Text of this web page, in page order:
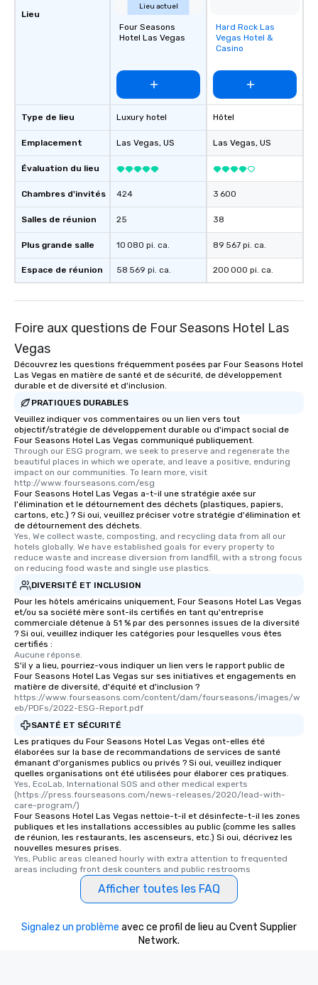
Lieu
Type de lieu
Emplacement
Évaluation du lieu
Chambres d'invités
Salles de réunion
Plus grande salle
Espace de réunion
Lieu actuel
Four Seasons
Hotel Las Vegas
Luxury hotel
Las Vegas, US
424
25
10 080 pi. ca.
58 569 pi. ca.
Removed from
favorites
Hard Rock Las
Vegas Hotel &
Casino
Hôtel
Las Vegas, US
3 600
38
89 567 pi. ca.
200 000 pi. ca.
Foire aux questions de Four Seasons Hotel Las
Vegas
Découvrez les questions fréquemment posées par Four Seasons Hotel
Las Vegas en matière de santé et de sécurité, de développement
durable et de diversité et d'inclusion.
PRATIQUES DURABLES
Veuillez indiquer vos commentaires ou un lien vers tout
objectif/stratégie de développement durable ou d'impact social de
Four Seasons Hotel Las Vegas communiqué publiquement.
Through our ESG program, we seek to preserve and regenerate the
beautiful places in which we operate, and leave a positive, enduring
impact on our communities. To learn more, visit
http://www.fourseasons.com/esg
Four Seasons Hotel Las Vegas a-t-il une stratégie axée sur
l'élimination et le détournement des déchets (plastiques, papiers,
cartons, etc.) ? Si oui, veuillez préciser votre stratégie d'élimination et
de détournement des déchets.
Yes, We collect waste, composting, and recycling data from all our
hotels globally. We have established goals for every property to
reduce waste and increase diversion from landfill, with a strong focus
on reducing food waste and single use plastics.
DIVERSITÉ ET INCLUSION
Pour les hôtels américains uniquement, Four Seasons Hotel Las Vegas
et/ou sa société mère sont-ils certifiés en tant qu'entreprise
commerciale détenue à 51 % par des personnes issues de la diversité
? Si oui, veuillez indiquer les catégories pour lesquelles vous êtes
certifiés :
Aucune réponse.
S'il y a lieu, pourriez-vous indiquer un lien vers le rapport public de
Four Seasons Hotel Las Vegas sur ses initiatives et engagements en
matière de diversité, d'équité et d'inclusion ?
https://www.fourseasons.com/content/dam/fourseasons/images/w
eb/PDFs/2022-ESG-Report.pdf
SANTÉ ET SÉCURITÉ
Les pratiques du Four Seasons Hotel Las Vegas ont-elles été
élaborées sur la base de recommandations de services de santé
émanant d'organismes publics ou privés ? Si oui, veuillez indiquer
quelles organisations ont été utilisées pour élaborer ces pratiques.
Yes, EcoLab, International SOS and other medical experts
(https://press.fourseasons.com/news-releases/2020/lead-with-
care-program/)
Four Seasons Hotel Las Vegas nettoie-t-il et désinfecte-t-il les zones
publiques et les installations accessibles au public (comme les salles
de réunion, les restaurants, les ascenseurs, etc.) Si oui, décrivez les
nouvelles mesures prises.
Yes, Public areas cleaned hourly with extra attention to frequented
areas including front desk counters and public restrooms
Afficher toutes les FAQ
Signalez un problème avec ce profil de lieu au Cvent Supplier
Network.